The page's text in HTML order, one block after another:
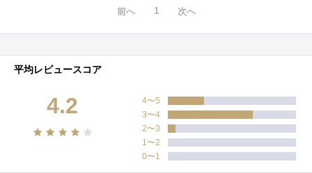
前へ 1 次へ
平均レビュースコア
4.2
4〜5
3〜4
2〜3
1〜2
0〜1